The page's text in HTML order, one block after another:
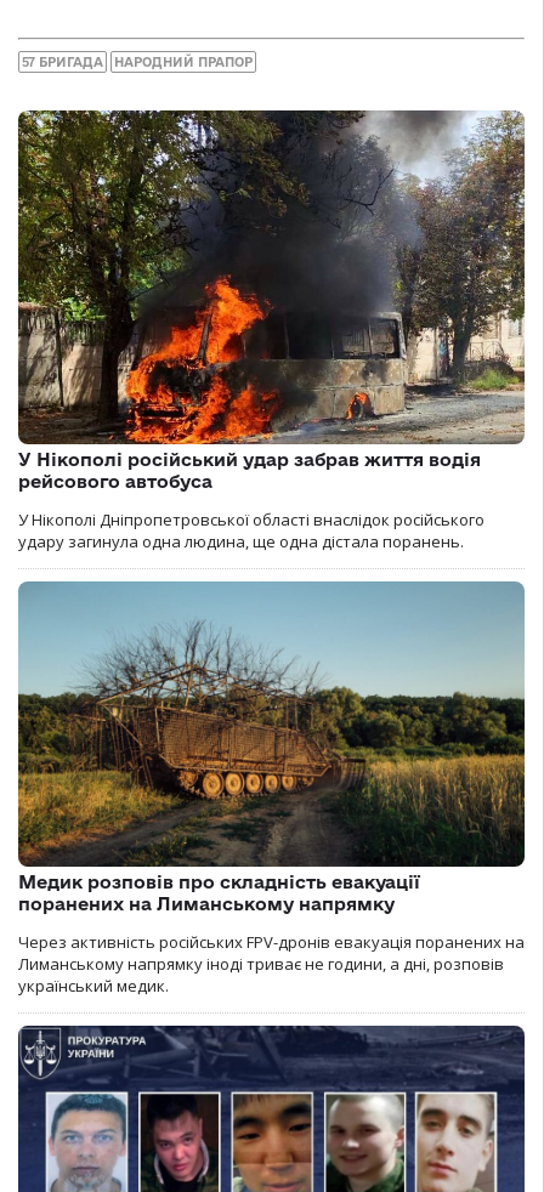
57 БРИГАДА НАРОДНИЙ ПРАПОР
У Нікополі російський удар забрав життя водія
рейсового автобуса
У Нікополі Дніпропетровської області внаслідок російського
удару загинула одна людина, ще одна дістала поранень.
Медик розповів про складність евакуації
поранених на Лиманському напрямку
Через активність російських FPV-дронів евакуація поранених на
Лиманському напрямку іноді триває не години, а дні, розповів
український медик.